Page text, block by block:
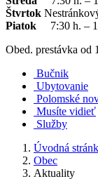
Štvrtok
Piatok
7:30 h. –
Obed. prestávka od
Bučnik
Ubytovanie
Polomské
Musíte vidieť
Služby
Úvodná
Obec
Aktuality